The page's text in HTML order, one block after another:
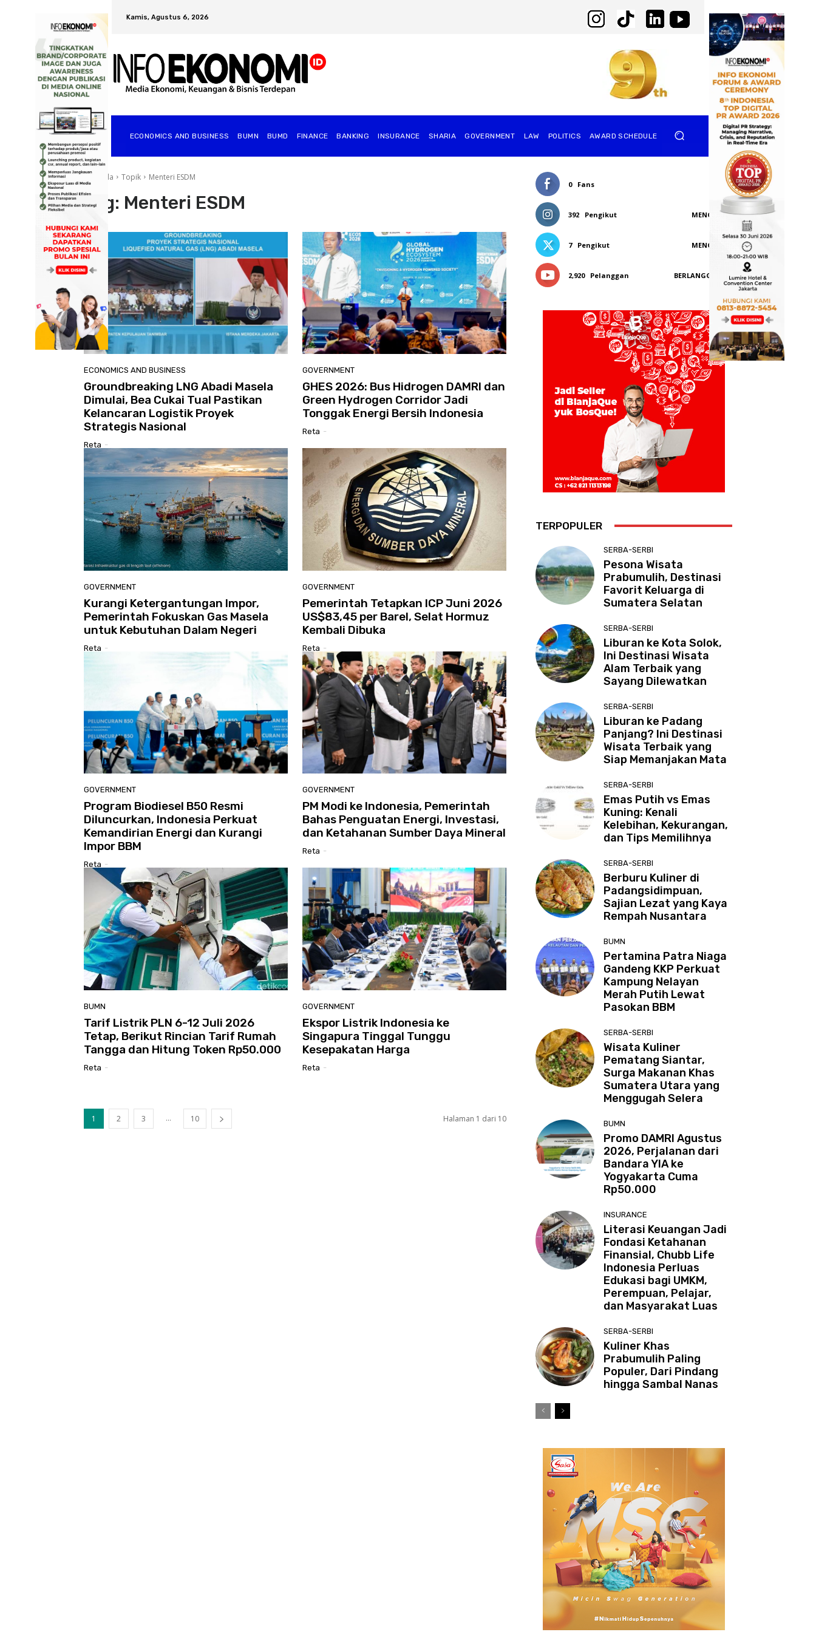
Kamis, Agustus 6, 2026
ECONOMICS AND BUSINESS BUMN BUMD FINANCE BANKING INSURANCE SHARIA GOVERNMENT ⁠LAW POLITICS AWARD SCHEDULE
Beranda Topik Menteri ESDM
Tag: Menteri ESDM
ECONOMICS AND BUSINESS
Groundbreaking LNG Abadi Masela
Dimulai, Bea Cukai Tual Pastikan
Kelancaran Logistik Proyek
Strategis Nasional
Reta -
GOVERNMENT
GHES 2026: Bus Hidrogen DAMRI dan
Green Hydrogen Corridor Jadi
Tonggak Energi Bersih Indonesia
Reta -
GOVERNMENT
Kurangi Ketergantungan Impor,
Pemerintah Fokuskan Gas Masela
untuk Kebutuhan Dalam Negeri
Reta -
GOVERNMENT
Pemerintah Tetapkan ICP Juni 2026
US$83,45 per Barel, Selat Hormuz
Kembali Dibuka
Reta -
GOVERNMENT
Program Biodiesel B50 Resmi
Diluncurkan, Indonesia Perkuat
Kemandirian Energi dan Kurangi
Impor BBM
Reta -
GOVERNMENT
PM Modi ke Indonesia, Pemerintah
Bahas Penguatan Energi, Investasi,
dan Ketahanan Sumber Daya Mineral
Reta -
BUMN
Tarif Listrik PLN 6-12 Juli 2026
Tetap, Berikut Rincian Tarif Rumah
Tangga dan Hitung Token Rp50.000
Reta -
GOVERNMENT
Ekspor Listrik Indonesia ke
Singapura Tinggal Tunggu
Kesepakatan Harga
Reta -
1 2 3 ... 10 Halaman 1 dari 10
0 Fans SUKA
392 Pengikut MENGIKUTI
7 Pengikut MENGIKUTI
2,920 Pelanggan BERLANGGANAN
TERPOPULER
SERBA-SERBI
Pesona Wisata
Prabumulih, Destinasi
Favorit Keluarga di
Sumatera Selatan
SERBA-SERBI
Liburan ke Kota Solok,
Ini Destinasi Wisata
Alam Terbaik yang
Sayang Dilewatkan
SERBA-SERBI
Liburan ke Padang
Panjang? Ini Destinasi
Wisata Terbaik yang
Siap Memanjakan Mata
SERBA-SERBI
Emas Putih vs Emas
Kuning: Kenali
Kelebihan, Kekurangan,
dan Tips Memilihnya
SERBA-SERBI
Berburu Kuliner di
Padangsidimpuan,
Sajian Lezat yang Kaya
Rempah Nusantara
BUMN
Pertamina Patra Niaga
Gandeng KKP Perkuat
Kampung Nelayan
Merah Putih Lewat
Pasokan BBM
SERBA-SERBI
Wisata Kuliner
Pematang Siantar,
Surga Makanan Khas
Sumatera Utara yang
Menggugah Selera
BUMN
Promo DAMRI Agustus
2026, Perjalanan dari
Bandara YIA ke
Yogyakarta Cuma
Rp50.000
INSURANCE
Literasi Keuangan Jadi
Fondasi Ketahanan
Finansial, Chubb Life
Indonesia Perluas
Edukasi bagi UMKM,
Perempuan, Pelajar,
dan Masyarakat Luas
SERBA-SERBI
Kuliner Khas
Prabumulih Paling
Populer, Dari Pindang
hingga Sambal Nanas